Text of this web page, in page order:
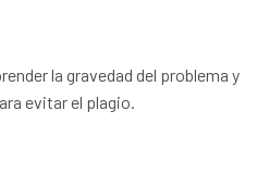
la gravedad del problema y
evitar el plagio.